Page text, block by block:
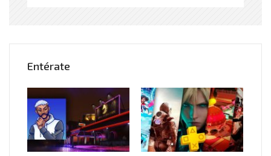
Entérate